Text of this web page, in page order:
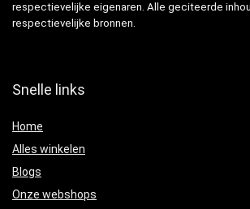
respectievelijke eigenaren. Alle geciteerde
respectievelijke bronnen.
Snelle links
Home
Alles winkelen
Blogs
Onze webshops